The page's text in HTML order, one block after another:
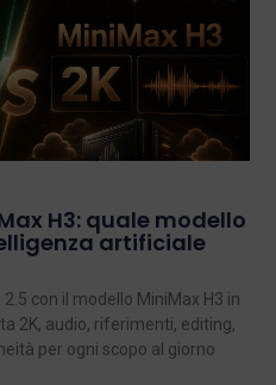
H3: quale modello
artificiale
con il modello MiniMax H3 in
2K, audio, riferimenti, editing,
per ogni scopo al giorno